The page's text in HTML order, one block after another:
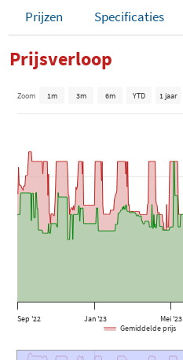
Prijzen Specificaties
Prijsverloop
Sep '22 Jan '23 Mei '23
Zoom 1m 3m 6m YTD 1 jaar
Gemiddelde prijs